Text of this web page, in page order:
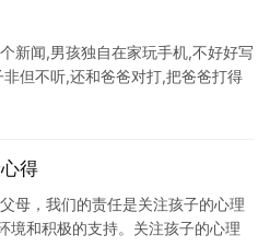
新闻,男孩独自在家玩手机,不好好写
但不听,还和爸爸对打,把爸爸打得
得
母，我们的责任是关注孩子的心理
境和积极的支持。关注孩子的心理